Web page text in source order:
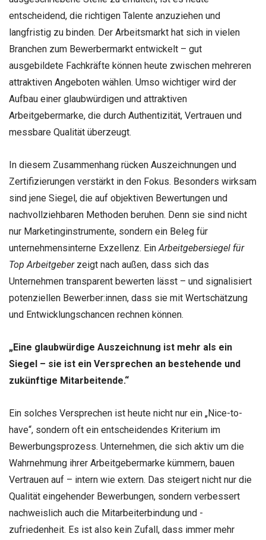
entscheidend, die richtigen Talente anzuziehen und
langfristig zu binden. Der Arbeitsmarkt hat sich in vielen
Branchen zum Bewerbermarkt entwickelt – gut
ausgebildete Fachkräfte können heute zwischen mehreren
attraktiven Angeboten wählen. Umso wichtiger wird der
Aufbau einer glaubwürdigen und attraktiven
Arbeitgebermarke, die durch Authentizität, Vertrauen und
messbare Qualität überzeugt.
In diesem Zusammenhang rücken Auszeichnungen und
Zertifizierungen verstärkt in den Fokus. Besonders wirksam
sind jene Siegel, die auf objektiven Bewertungen und
nachvollziehbaren Methoden beruhen. Denn sie sind nicht
nur Marketinginstrumente, sondern ein Beleg für
unternehmensinterne Exzellenz. EinArbeitgebersiegel für
Top Arbeitgeberzeigt nach außen, dass sich das
Unternehmen transparent bewerten lässt – und signalisiert
potenziellen Bewerber:innen, dass sie mit Wertschätzung
und Entwicklungschancen rechnen können.
„Eine glaubwürdige Auszeichnung ist mehr als ein
Siegel – sie ist ein Versprechen an bestehende und
zukünftige Mitarbeitende.“
Ein solches Versprechen ist heute nicht nur ein „Nice-to-
have“, sondern oft ein entscheidendes Kriterium im
Bewerbungsprozess. Unternehmen, die sich aktiv um die
Wahrnehmung ihrer Arbeitgebermarke kümmern, bauen
Vertrauen auf – intern wie extern. Das steigert nicht nur die
Qualität eingehender Bewerbungen, sondern verbessert
nachweislich auch die Mitarbeiterbindung und -
zufriedenheit. Es ist also kein Zufall, dass immer mehr